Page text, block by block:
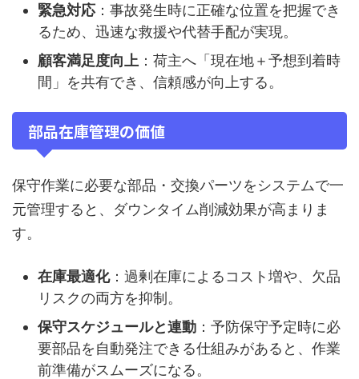
緊急対応：事故発生時に正確な位置を把握でき
るため、迅速な救援や代替手配が実現。
顧客満足度向上 ：荷主へ「現在地＋予想到着時
間」を共有でき、信頼感が向上する。
部品在庫管理の価値
保守作業に必要な部品・交換パーツをシステムで一
元管理すると、ダウンタイム削減効果が高まりま
す。
在庫最適化：過剰在庫によるコスト増や、欠品
リスクの両方を抑制。
保守スケジュールと連動 ：予防保守予定時に必
要部品を自動発注できる仕組みがあると、作業
前準備がスムーズになる。